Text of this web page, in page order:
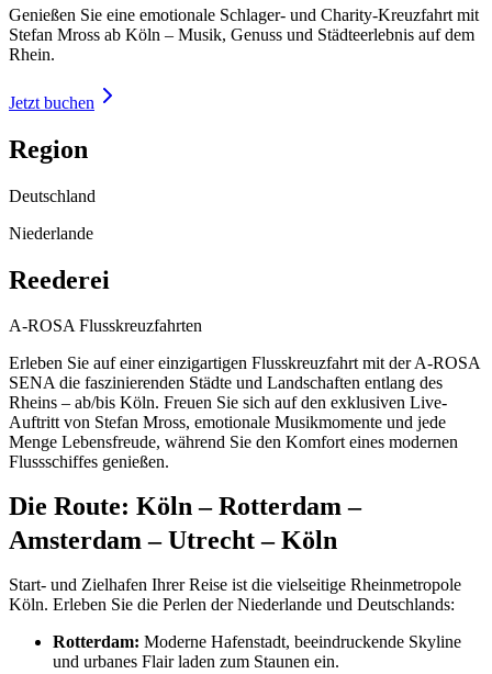
Genießen Sie eine emotionale Schlager- und Charity-Kreuzfahrt mit
Stefan Mross ab Köln – Musik, Genuss und Städteerlebnis auf dem
Rhein.
Jetzt buchen
Region
Deutschland
Niederlande
Reederei
A-ROSA Flusskreuzfahrten
Erleben Sie auf einer einzigartigen Flusskreuzfahrt mit der A-ROSA
SENA die faszinierenden Städte und Landschaften entlang des
Rheins – ab/bis Köln. Freuen Sie sich auf den exklusiven Live-
Auftritt von Stefan Mross, emotionale Musikmomente und jede
Menge Lebensfreude, während Sie den Komfort eines modernen
Flussschiffes genießen.
Die Route: Köln – Rotterdam –
Amsterdam – Utrecht – Köln
Start- und Zielhafen Ihrer Reise ist die vielseitige Rheinmetropole
Köln. Erleben Sie die Perlen der Niederlande und Deutschlands:
Rotterdam: Moderne Hafenstadt, beeindruckende Skyline
und urbanes Flair laden zum Staunen ein.